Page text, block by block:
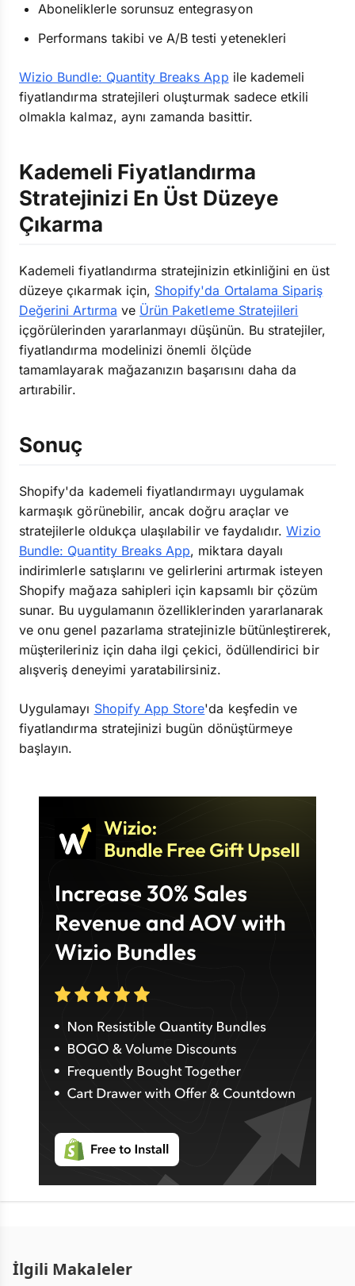
Aboneliklerle sorunsuz entegrasyon
Performans takibi ve A/B testi yetenekleri
Wizio Bundle: Quantity Breaks App ile kademeli
fiyatlandırma stratejileri oluşturmak sadece etkili
olmakla kalmaz, aynı zamanda basittir.
Kademeli Fiyatlandırma
Stratejinizi En Üst Düzeye
Çıkarma
Kademeli fiyatlandırma stratejinizin etkinliğini en üst
düzeye çıkarmak için, Shopify'da Ortalama Sipariş
Değerini Artırma ve Ürün Paketleme Stratejileri
içgörülerinden yararlanmayı düşünün. Bu stratejiler,
fiyatlandırma modelinizi önemli ölçüde
tamamlayarak mağazanızın başarısını daha da
artırabilir.
Sonuç
Shopify'da kademeli fiyatlandırmayı uygulamak
karmaşık görünebilir, ancak doğru araçlar ve
stratejilerle oldukça ulaşılabilir ve faydalıdır.Wizio
Bundle: Quantity Breaks App, miktara dayalı
indirimlerle satışlarını ve gelirlerini artırmak isteyen
Shopify mağaza sahipleri için kapsamlı bir çözüm
sunar. Bu uygulamanın özelliklerinden yararlanarak
ve onu genel pazarlama stratejinizle bütünleştirerek,
müşterileriniz için daha ilgi çekici, ödüllendirici bir
alışveriş deneyimi yaratabilirsiniz.
Uygulamayı Shopify App Store'da keşfedin ve
fiyatlandırma stratejinizi bugün dönüştürmeye
başlayın.
İlgili Makaleler